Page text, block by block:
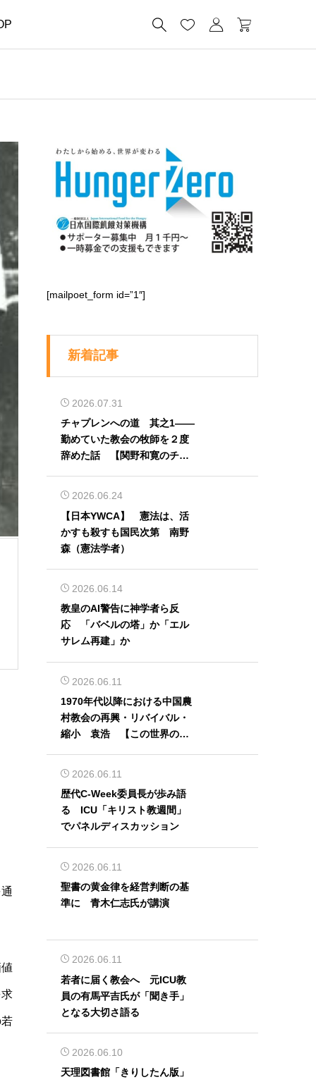
   
[mailpoet_form id=”1″]
新着記事
2026.07.31
チャプレンへの道 其之1――
勤めていた教会の牧師を２度
辞めた話 【関野和寛のチャ
2026.06.24
【日本YWCA】 憲法は、活
かすも殺すも国民次第 南野
森（憲法学者）
2026.06.14
教皇のAI警告に神学者ら反
応 「バベルの塔」か「エル
サレム再建」か
2026.06.11
1970年代以降における中国農
村教会の再興・リバイバル・
縮小 袁浩 【この世界の片
2026.06.11
歴代C-Week委員長が歩み語
る ICU「キリスト教週間」
でパネルディスカッション
2026.06.11
聖書の黄金律を経営判断の基
準に 青木仁志氏が講演
2026.06.11
若者に届く教会へ 元ICU教
員の有馬平吉氏が「聞き手」
となる大切さ語る
2026.06.10
天理図書館「きりしたん版」